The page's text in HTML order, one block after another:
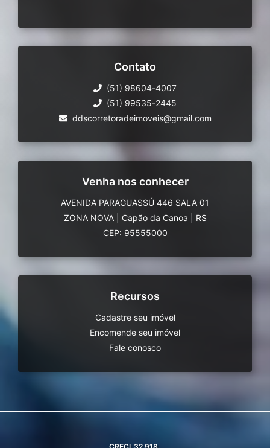
Contato
(51) 98604-4007
(51) 99535-2445
ddscorretoradeimoveis@gmail.com
Venha nos conhecer
AVENIDA PARAGUASSÚ 446 SALA 01
ZONA NOVA
Capão da Canoa
RS
CEP: 95555000
Recursos
Cadastre seu imóvel
Encomende seu imóvel
Fale conosco